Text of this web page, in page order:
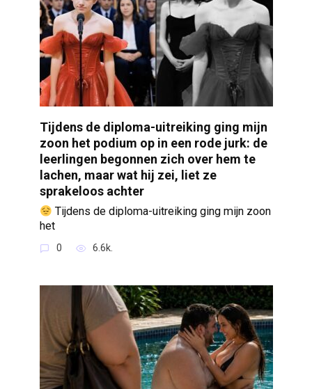
Tijdens de diploma-uitreiking ging mijn
zoon het podium op in een rode jurk: de
leerlingen begonnen zich over hem te
lachen, maar wat hij zei, liet ze
sprakeloos achter
Tijdens de diploma-uitreiking ging mijn zoon
het
0 6.6k.